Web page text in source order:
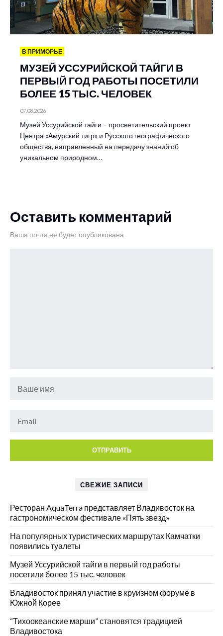
В ПРИМОРЬЕ
МУЗЕЙ УССУРИЙСКОЙ ТАЙГИ В
ПЕРВЫЙ ГОД РАБОТЫ ПОСЕТИЛИ
БОЛЕЕ 15 ТЫС. ЧЕЛОВЕК
07.08.2026
Музей Уссурийской тайги – просветительский проект
Центра «Амурский тигр» и Русского географического
общества, направленный на передачу знаний об
уникальном природном…
Оставить комментарий
Ваша почта не будет опубликована
СВЕЖИЕ ЗАПИСИ
Ресторан AquaTerra представляет Владивосток на
гастрономическом фестивале «Пять звезд»
На популярных туристических маршрутах Камчатки
появились туалеты
Музей Уссурийской тайги в первый год работы
посетили более 15 тыс. человек
Владивосток принял участие в круизном форуме в
Южной Корее
“Тихоокеанские марши” становятся традицией
Владивостока